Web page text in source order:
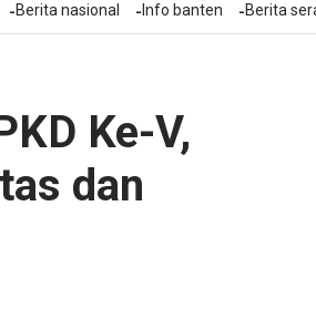
Berita nasional Info banten Berita
Ke-V,
dan